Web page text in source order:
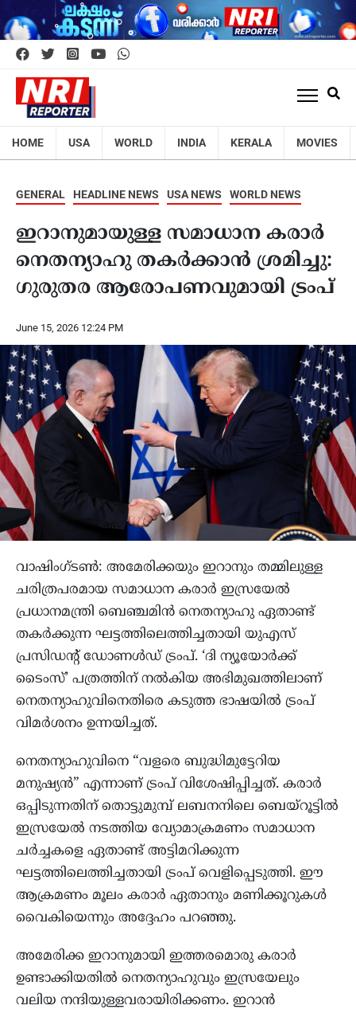
HOME USA WORLD INDIA KERALA MOVIES
GENERAL HEADLINE NEWS USA NEWS WORLD NEWS
ഇറാനുമായുള്ള സമാധാന കരാർ
നെതന്യാഹു തകർക്കാൻ ശ്രമിച്ചു:
ഗുരുതര ആരോപണവുമായി ട്രംപ്
June 15, 2026 12:24 PM
വാഷിംഗ്ടൺ: അമേരിക്കയും ഇറാനും തമ്മിലുള്ള
ചരിത്രപരമായ സമാധാന കരാർ ഇസ്രയേൽ
പ്രധാനമന്ത്രി ബെഞ്ചമിൻ നെതന്യാഹു ഏതാണ്ട്
തകർക്കുന്ന ഘട്ടത്തിലെത്തിച്ചതായി യുഎസ്
പ്രസിഡൻ്റ് ഡോണൾഡ് ട്രംപ്. ‘ദി ന്യൂയോർക്ക്
ടൈംസ്’ പത്രത്തിന് നൽകിയ അഭിമുഖത്തിലാണ്
നെതന്യാഹുവിനെതിരെ കടുത്ത ഭാഷയിൽ ട്രംപ്
വിമർശനം ഉന്നയിച്ചത്.
നെതന്യാഹുവിനെ “വളരെ ബുദ്ധിമുട്ടേറിയ
മനുഷ്യൻ” എന്നാണ് ട്രംപ് വിശേഷിപ്പിച്ചത്. കരാർ
ഒപ്പിടുന്നതിന് തൊട്ടുമുമ്പ് ലബനനിലെ ബെയ്റൂട്ടിൽ
ഇസ്രയേൽ നടത്തിയ വ്യോമാക്രമണം സമാധാന
ചർച്ചകളെ ഏതാണ്ട് അട്ടിമറിക്കുന്ന
ഘട്ടത്തിലെത്തിച്ചതായി ട്രംപ് വെളിപ്പെടുത്തി. ഈ
ആക്രമണം മൂലം കരാർ ഏതാനും മണിക്കൂറുകൾ
വൈകിയെന്നും അദ്ദേഹം പറഞ്ഞു.
അമേരിക്ക ഇറാനുമായി ഇത്തരമൊരു കരാർ
ഉണ്ടാക്കിയതിൽ നെതന്യാഹുവും ഇസ്രയേലും
വലിയ നന്ദിയുള്ളവരായിരിക്കണം. ഇറാൻ